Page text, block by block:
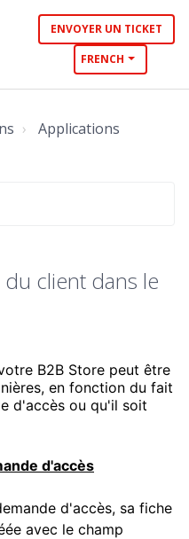
ENVOYER UN TICKET
FRENCH
Applications
client dans le
B2B Store peut être
en fonction du fait
d'accès ou qu'il soit
d'accès
d'accès, sa fiche
avec le champ